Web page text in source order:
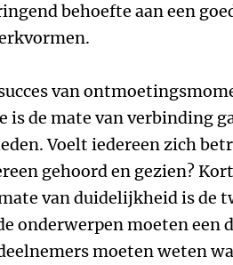
behoefte aan een
van
is de mate van verbinding
Voelt iedereen zich
gehoord en gezien?
van duidelijkheid is de
onderwerpen moeten een
moeten weten